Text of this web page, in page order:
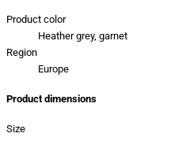
Product color
Heather grey, garnet
Region
Europe
Product dimensions
Size